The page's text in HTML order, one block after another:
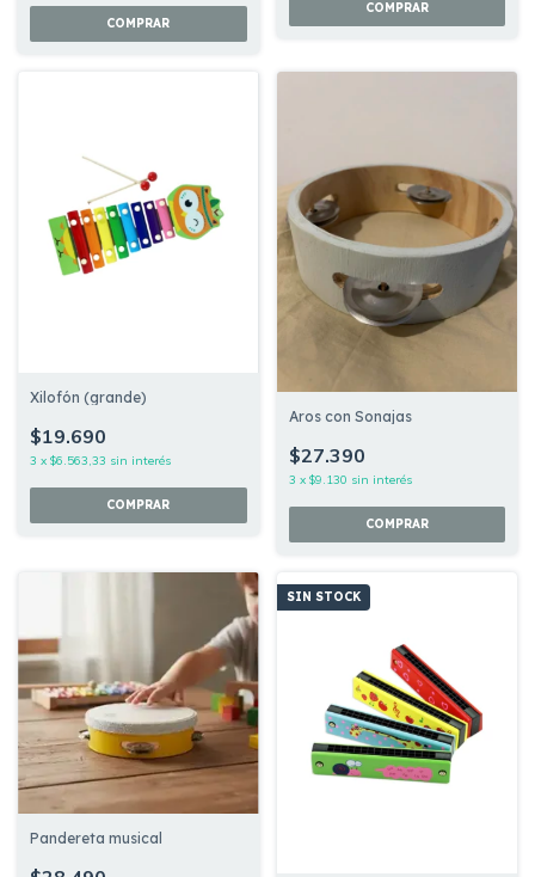
COMPRAR
Xilofón (grande)
$19.690
3 x $6.563,33 sin interés
Aros con Sonajas
$27.390
3 x $9.130 sin interés
Pandereta musical
SIN STOCK